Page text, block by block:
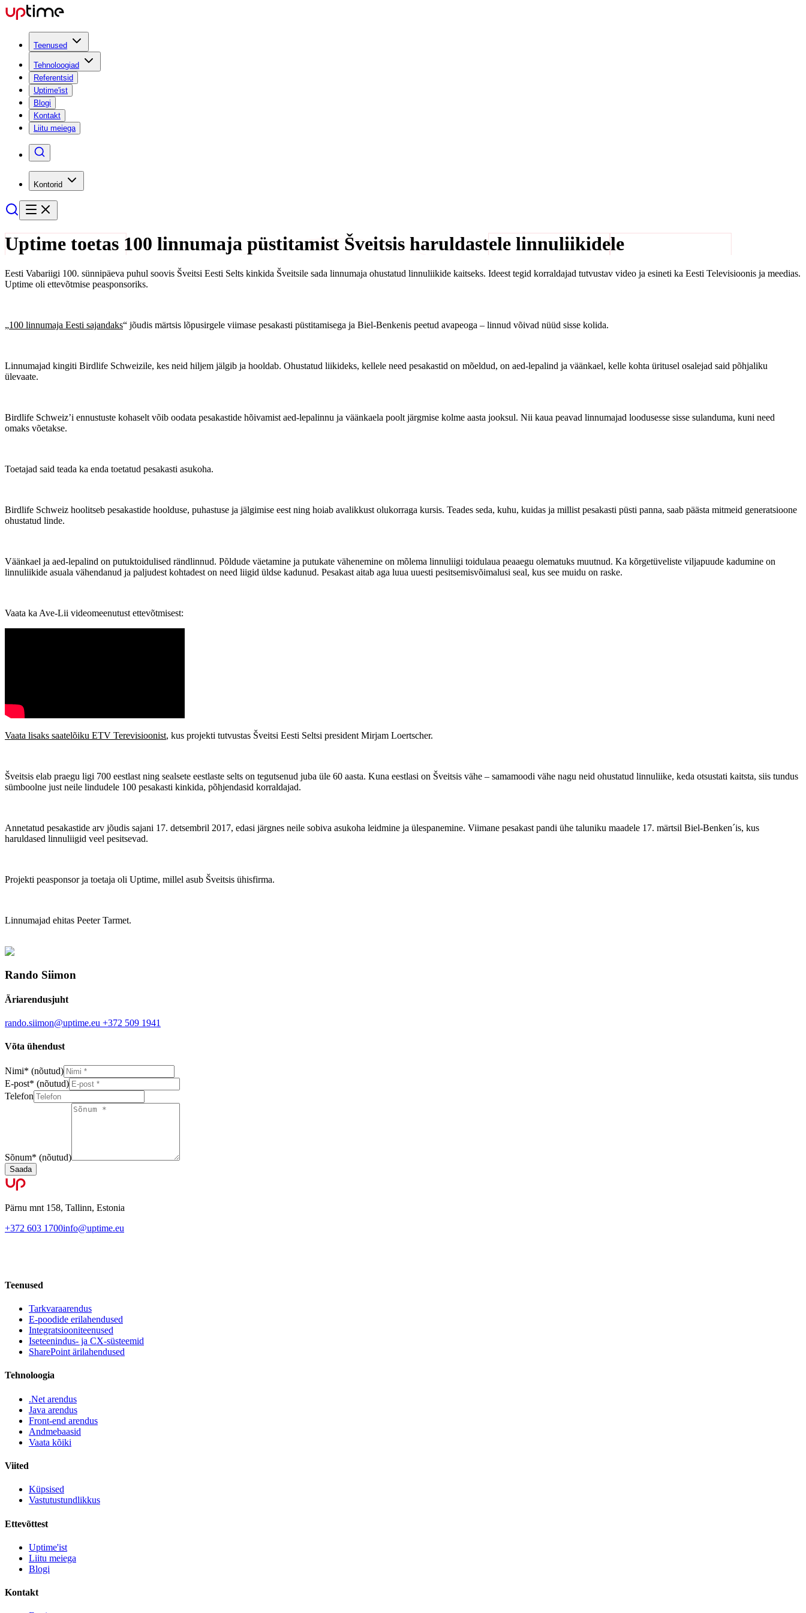
Teenused
Tehnoloogiad
Referentsid
Uptime'ist
Blogi
Kontakt
Liitu meiega
Kontorid
Uptime toetas 100 linnumaja püstitamist Šveitsis haruldastele linnuliikidele
Eesti Vabariigi 100. sünnipäeva puhul soovis Šveitsi Eesti Selts kinkida Šveitsile sada linnumaja ohustatud linnuliikide kaitseks. Ideest tegid korraldajad tutvustav video ja esineti ka Eesti Televisioonis ja meedias.
Uptime oli ettevõtmise peasponsoriks.
„100 linnumaja Eesti sajandaks“ jõudis märtsis lõpusirgele viimase pesakasti püstitamisega ja Biel-Benkenis peetud avapeoga – linnud võivad nüüd sisse kolida.
Linnumajad kingiti Birdlife Schweizile, kes neid hiljem jälgib ja hooldab. Ohustatud liikideks, kellele need pesakastid on mõeldud, on aed-lepalind ja väänkael, kelle kohta üritusel osalejad said põhjaliku
ülevaate.
Birdlife Schweiz’i ennustuste kohaselt võib oodata pesakastide hõivamist aed-lepalinnu ja väänkaela poolt järgmise kolme aasta jooksul. Nii kaua peavad linnumajad loodusesse sisse sulanduma, kuni need
omaks võetakse.
Toetajad said teada ka enda toetatud pesakasti asukoha.
Birdlife Schweiz hoolitseb pesakastide hoolduse, puhastuse ja jälgimise eest ning hoiab avalikkust olukorraga kursis. Teades seda, kuhu, kuidas ja millist pesakasti püsti panna, saab päästa mitmeid generatsioone
ohustatud linde.
Väänkael ja aed-lepalind on putuktoidulised rändlinnud. Põldude väetamine ja putukate vähenemine on mõlema linnuliigi toidulaua peaaegu olematuks muutnud. Ka kõrgetüveliste viljapuude kadumine on
linnuliikide asuala vähendanud ja paljudest kohtadest on need liigid üldse kadunud. Pesakast aitab aga luua uuesti pesitsemisvõimalusi seal, kus see muidu on raske.
Vaata ka Ave-Lii videomeenutust ettevõtmisest:
Vaata lisaks saatelõiku ETV Terevisioonist, kus projekti tutvustas Šveitsi Eesti Seltsi president Mirjam Loertscher.
Šveitsis elab praegu ligi 700 eestlast ning sealsete eestlaste selts on tegutsenud juba üle 60 aasta. Kuna eestlasi on Šveitsis vähe – samamoodi vähe nagu neid ohustatud linnuliike, keda otsustati kaitsta, siis tundus
sümboolne just neile lindudele 100 pesakasti kinkida, põhjendasid korraldajad.
Annetatud pesakastide arv jõudis sajani 17. detsembril 2017, edasi järgnes neile sobiva asukoha leidmine ja ülespanemine. Viimane pesakast pandi ühe taluniku maadele 17. märtsil Biel-Benken´is, kus
haruldased linnuliigid veel pesitsevad.
Projekti peasponsor ja toetaja oli Uptime, millel asub Šveitsis ühisfirma.
Linnumajad ehitas Peeter Tarmet.
Rando Siimon
Äriarendusjuht
rando.siimon@uptime.eu +372 509 1941
Võta ühendust
Nimi* (nõutud)
E-post* (nõutud)
Telefon
Sõnum* (nõutud)
Saada
Pärnu mnt 158, Tallinn, Estonia
+372 603 1700info@uptime.eu
Teenused
Tarkvaraarendus
E-poodide erilahendused
Integratsiooniteenused
Iseteenindus- ja CX-süsteemid
SharePoint ärilahendused
Tehnoloogia
.Net arendus
Java arendus
Front-end arendus
Andmebaasid
Vaata kõiki
Viited
Küpsised
Vastutustundlikkus
Ettevõttest
Uptime'ist
Liitu meiega
Blogi
Kontakt